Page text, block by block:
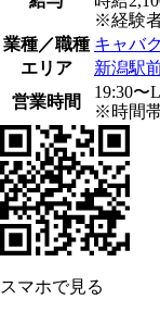
※経験
業種／職種 キャバ
エリア
新潟駅
営業時間
19:30〜
※時間
スマホで見る